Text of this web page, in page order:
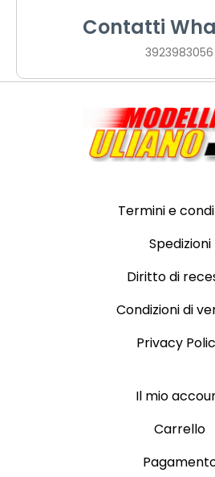
Contatti
3923983056
Termini e
Spedizioni
Diritto di
Condizioni di
Privacy
Il mio
Carrello